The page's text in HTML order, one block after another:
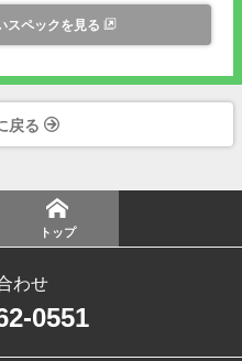
法
スペックを見る
戻る
トップ
わせ
0551